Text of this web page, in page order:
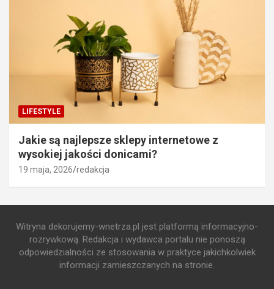
LIFESTYLE
Jakie są najlepsze sklepy internetowe z
wysokiej jakości donicami?
19 maja, 2026 redakcja
Witryna dekorujemy-wnetrza.pl jest platformą informacyjno-
rozrywkową. Redakcja i wydawca portalu nie ponoszą
odpowiedzialności ze stosowania w praktyce jakichkolwiek
informacji zamieszczanych na stronie.